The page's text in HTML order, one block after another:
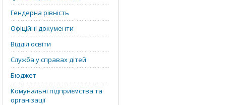
Гендерна рівність
Офіційні документи
Відділ освіти
Служба у справах дітей
Бюджет
Комунальні підприємства та
організації